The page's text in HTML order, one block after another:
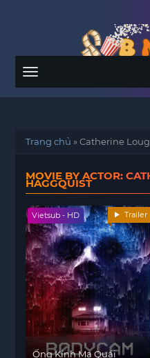
Menu
Trang chủ »Catherine
MOVIE BY ACTOR:
HAGGQUIST
Vietsub - HD Trailer
Ống Kính Ma Quái